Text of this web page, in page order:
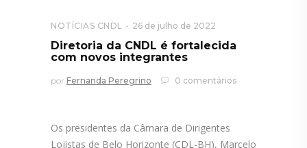
NOTÍCIAS CNDL 26 de julho de 2022
Diretoria da CNDL é fortalecida
com novos integrantes
por Fernanda Peregrino 0 comentários
Os presidentes da Câmara de Dirigentes
Lojistas de Belo Horizonte (CDL-BH), Marcelo